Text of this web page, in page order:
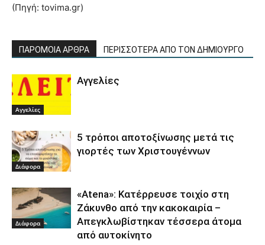
(Πηγή: tovima.gr)
ΠΑΡΟΜΟΙΑ ΑΡΘΡΑ ΠΕΡΙΣΣΟΤΕΡΑ ΑΠΟ ΤΟΝ ΔΗΜΙΟΥΡΓΟ
Αγγελίες
Αγγελίες
Διάφορα
5 τρόποι αποτοξίνωσης μετά τις
γιορτές των Χριστουγέννων
Διάφορα
«Αtena»: Κατέρρευσε τοιχίο στη
Ζάκυνθο από την κακοκαιρία –
Απεγκλωβίστηκαν τέσσερα άτομα
από αυτοκίνητο